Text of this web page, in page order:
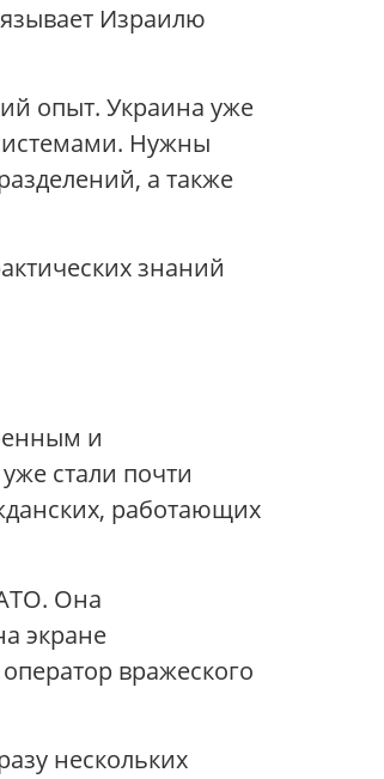
Израилю
опыт. Украина уже
Нужны
а также
знаний
и
стали почти
работающих
Она
экране
вражеского
нескольких